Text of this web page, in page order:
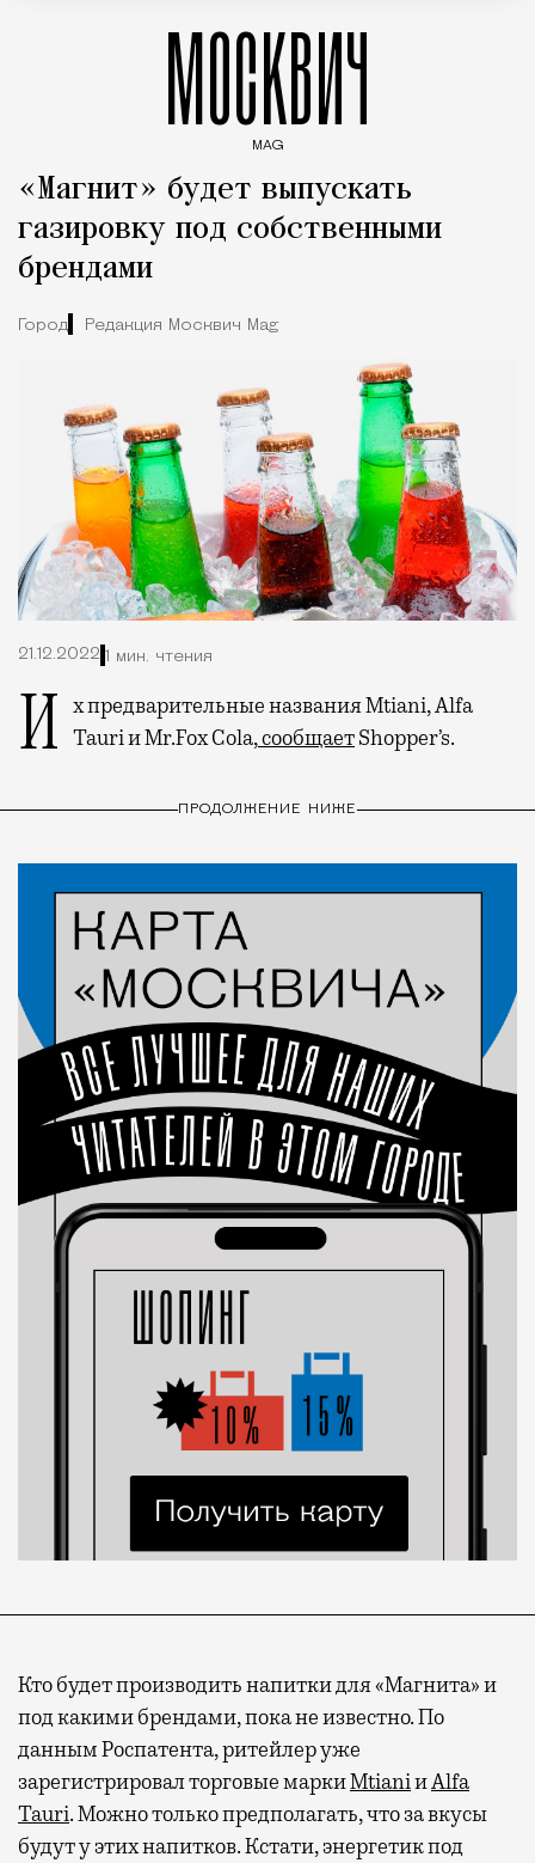
МОСКВИЧ
MAG
«Магнит» будет выпускать
газировку под собственными
брендами
Город Редакция Москвич Mag
21.12.2022 1 мин. чтения
Их предварительные названия Mtiani, Alfa Tauri и Mr.Fox Cola,сообщаетShopper’s.
ПРОДОЛЖЕНИЕ НИЖЕ
Кто будет производить напитки для «Магнита» и
под какими брендами, пока не известно. По
данным Роспатента, ритейлер уже
зарегистрировал торговые маркиMtianiиAlfa
Tauri. Можно только предполагать, что за вкусы
будут у этих напитков. Кстати, энергетик под